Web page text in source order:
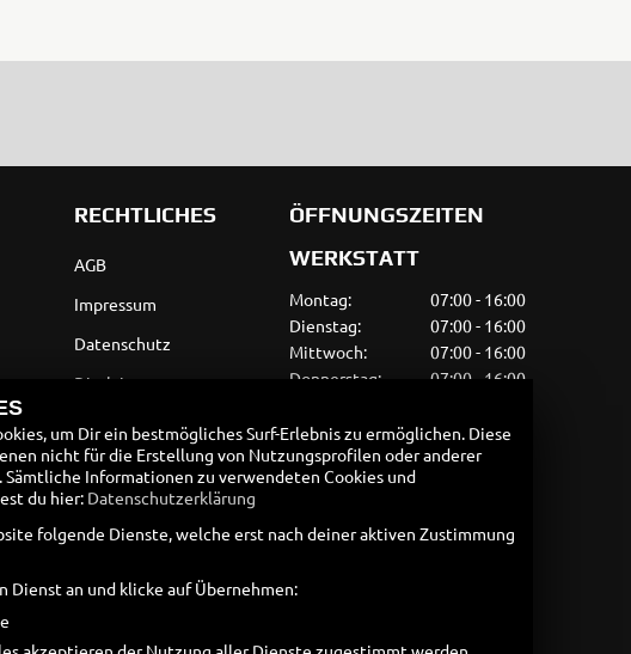
RECHTLICHES
AGB
Impressum
Datenschutz
Disclaimer
Barrierefreiheit
Batteriegesetz
Altölverordnung
ÖFFNUNGSZEITEN
WERKSTATT
Montag:
07:00 - 16:00
Dienstag:
07:00 - 16:00
Mittwoch:
07:00 - 16:00
Donnerstag:
07:00 - 16:00
Samstag:
geschlossen
Sonntag:
geschlossen
Montag:
09:00 - 18:00
Mittwoch:
Freitag:
09:00 - 18:00
um Dir ein bestmögliches Surf-Erlebnis zu ermöglichen. Diese
nicht für die Erstellung von Nutzungsprofilen oder anderer
Informationen zu verwendeten Cookies und
du hier: Datenschutzerklärung
folgende Dienste, welche erst nach deiner aktiven Zustimmung
Dienst an und klicke auf Übernehmen: